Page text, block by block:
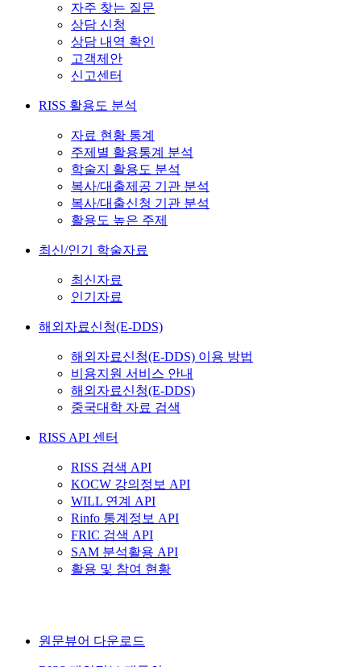
자주 찾는 질문
상담 신청
상담 내역 확인
고객제안
신고센터
RISS 활용도 분석
자료 현황 통계
주제별 활용통계 분석
학술지 활용도 분석
복사/대출제공 기관 분석
복사/대출신청 기관 분석
활용도 높은 주제
최신/인기 학술자료
최신자료
인기자료
해외자료신청(E-DDS)
해외자료신청(E-DDS) 이용 방법
비용지원 서비스 안내
해외자료신청(E-DDS)
중국대학 자료 검색
RISS API 센터
RISS 검색 API
KOCW 강의정보 API
WILL 연계 API
Rinfo 통계정보 API
FRIC 검색 API
SAM 분석활용 API
활용 및 참여 현황
원문뷰어 다운로드